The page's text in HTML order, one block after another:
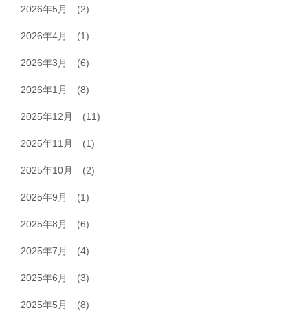
2026年5月 (2)
2026年4月 (1)
2026年3月 (6)
2026年1月 (8)
2025年12月 (11)
2025年11月 (1)
2025年10月 (2)
2025年9月 (1)
2025年8月 (6)
2025年7月 (4)
2025年6月 (3)
2025年5月 (8)